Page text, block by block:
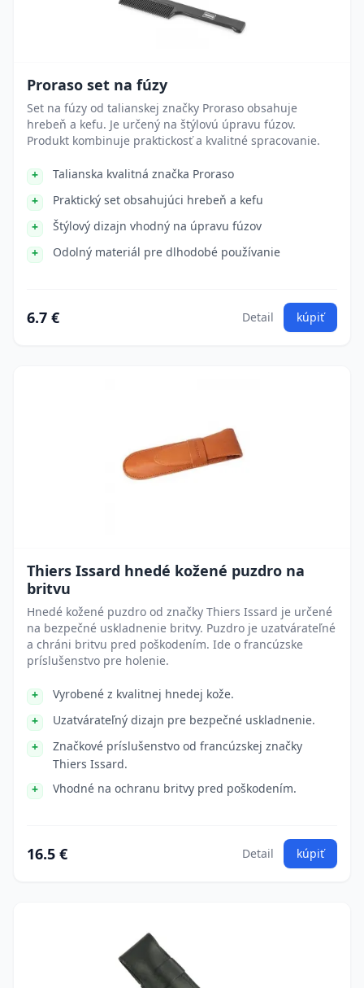
Proraso set na fúzy
Set na fúzy od talianskej značky Proraso obsahuje
hrebeň a kefu. Je určený na štýlovú úpravu fúzov.
Produkt kombinuje praktickosť a kvalitné spracovanie.
Talianska kvalitná značka Proraso
Praktický set obsahujúci hrebeň a kefu
Štýlový dizajn vhodný na úpravu fúzov
Odolný materiál pre dlhodobé používanie
6.7 € Detail kúpiť
Thiers Issard hnedé kožené puzdro na
britvu
Hnedé kožené puzdro od značky Thiers Issard je určené
na bezpečné uskladnenie britvy. Puzdro je uzatvárateľné
a chráni britvu pred poškodením. Ide o francúzske
príslušenstvo pre holenie.
Vyrobené z kvalitnej hnedej kože.
Uzatvárateľný dizajn pre bezpečné uskladnenie.
Značkové príslušenstvo od francúzskej značky
Thiers Issard.
Vhodné na ochranu britvy pred poškodením.
16.5 € Detail kúpiť